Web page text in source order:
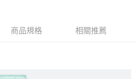
商品規格 相關推薦